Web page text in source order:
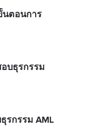
นตอนการ
บธุรกรรม
รกรรม AML